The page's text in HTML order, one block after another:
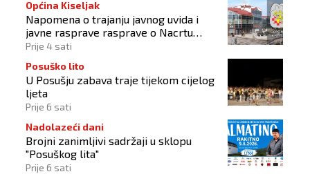
Općina Kiseljak
Napomena o trajanju javnog uvida i
javne rasprave rasprave o Nacrtu
prostornog plana
Prije 4 sati
Posuško lito
U Posušju zabava traje tijekom cijelog
ljeta
Prije 6 sati
Nadolazeći dani
Brojni zanimljivi sadržaji u sklopu
"Posuškog lita"
Prije 6 sati